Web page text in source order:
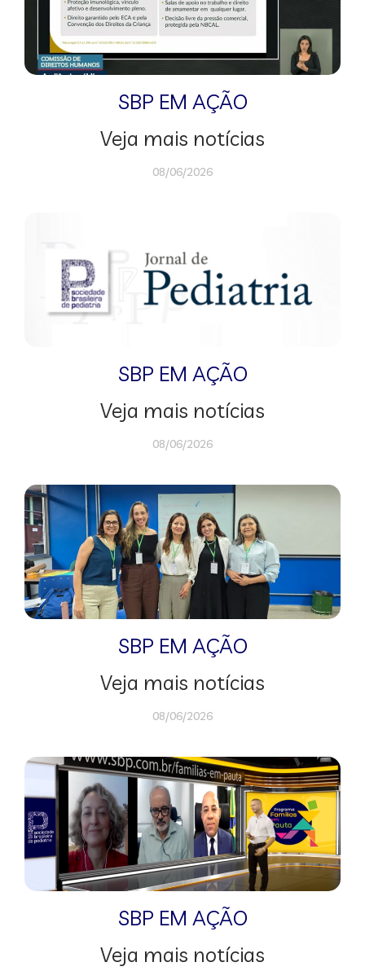
SBP EM AÇÃO
Veja mais notícias
08/06/2026
SBP EM AÇÃO
Veja mais notícias
08/06/2026
SBP EM AÇÃO
Veja mais notícias
08/06/2026
SBP EM AÇÃO
Veja mais notícias